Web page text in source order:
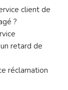
client de
?
retard de
réclamation